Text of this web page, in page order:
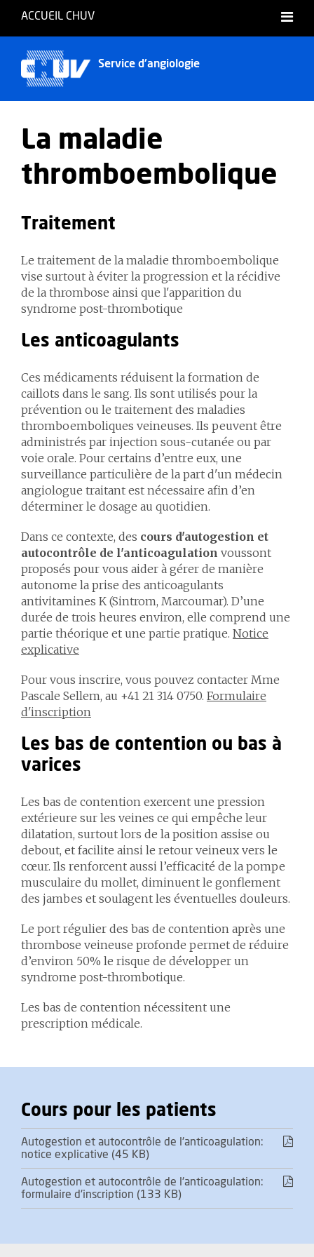
ACCUEIL CHUV
Service d'angiologie
La maladie
thromboembolique
Traitement
Le traitement de la maladie thromboembolique
vise surtout à éviter la progression et la récidive
de la thrombose ainsi que l'apparition du
syndrome post-thrombotique
Les anticoagulants
Ces médicaments réduisent la formation de
caillots dans le sang. Ils sont utilisés pour la
prévention ou le traitement des maladies
thromboemboliques veineuses. Ils peuvent être
administrés par injection sous-cutanée ou par
voie orale. Pour certains d’entre eux, une
surveillance particulière de la part d'un médecin
angiologue traitant est nécessaire afin d’en
déterminer le dosage au quotidien.
Dans ce contexte, des cours d'autogestion et
autocontrôle de l'anticoagulation voussont
proposés pour vous aider à gérer de manière
autonome la prise des anticoagulants
antivitamines K (Sintrom, Marcoumar). D’une
durée de trois heures environ, elle comprend une
partie théorique et une partie pratique. Notice
explicative
Pour vous inscrire, vous pouvez contacter Mme
Pascale Sellem, au +41 21 314 0750. Formulaire
d'inscription
Les bas de contention ou bas à
varices
Les bas de contention exercent une pression
extérieure sur les veines ce qui empêche leur
dilatation, surtout lors de la position assise ou
debout, et facilite ainsi le retour veineux vers le
cœur. Ils renforcent aussi l’efficacité de la pompe
musculaire du mollet, diminuent le gonflement
des jambes et soulagent les éventuelles douleurs.
Le port régulier des bas de contention après une
thrombose veineuse profonde permet de réduire
d’environ 50% le risque de développer un
syndrome post-thrombotique.
Les bas de contention nécessitent une
prescription médicale.
Cours pour les patients
Autogestion et autocontrôle de l'anticoagulation:
notice explicative (45 KB)
Autogestion et autocontrôle de l'anticoagulation:
formulaire d'inscription (133 KB)